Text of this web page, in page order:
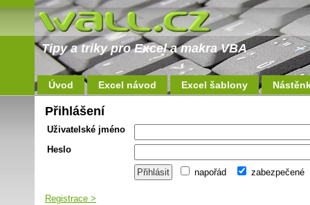
Tipy a triky pro Excel a makra VBA
Úvod Excel návod Excel šablony
Přihlášení
Uživatelské jméno
Heslo
napořád zabezpečené
Registrace >